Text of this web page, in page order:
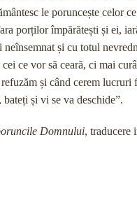
le poruncește celor
porților împărătești și ei,
și cu totul
ce vor să ceară, ci mai
și când cerem
și vi se va deschide”.
Domnului, traducere